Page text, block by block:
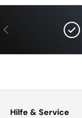
Vorherige
Hilfe & Service